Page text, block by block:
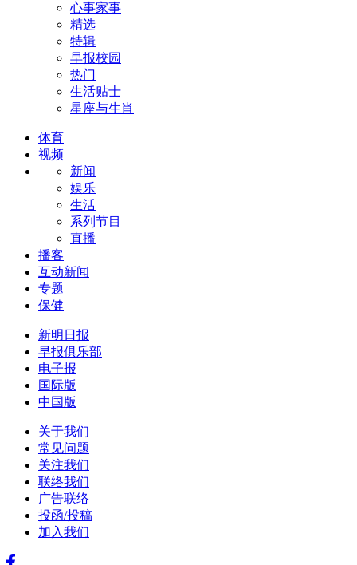
心事家事
精选
特辑
早报校园
热门
生活贴士
星座与生肖
体育
视频
新闻
娱乐
生活
系列节目
直播
播客
互动新闻
专题
保健
新明日报
早报俱乐部
电子报
国际版
中国版
关于我们
常见问题
关注我们
联络我们
广告联络
投函/投稿
加入我们